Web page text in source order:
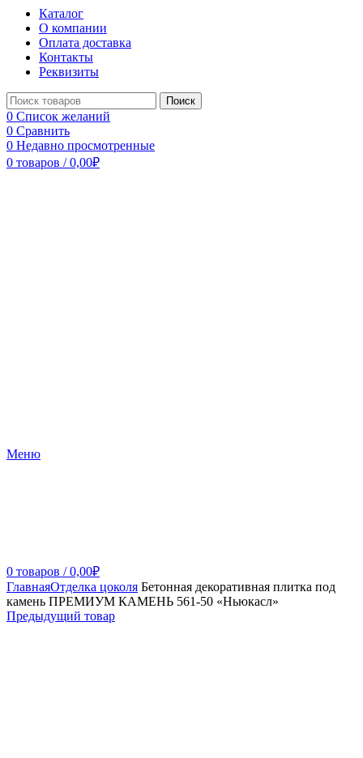
Каталог
О компании
Оплата доставка
Контакты
Реквизиты
Поиск
0 Список желаний
0 Сравнить
0 Недавно просмотренные
0 товаров / 0,00₽
Меню
0 товаров / 0,00₽
ГлавнаяОтделка цоколя Бетонная декоративная плитка под
камень ПРЕМИУМ КАМЕНЬ 561-50 «Ньюкасл»
Предыдущий товар